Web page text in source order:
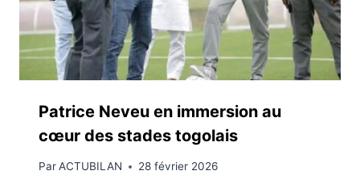
Patrice Neveu en immersion au
cœur des stades togolais
ParACTUBILAN 28 février 2026